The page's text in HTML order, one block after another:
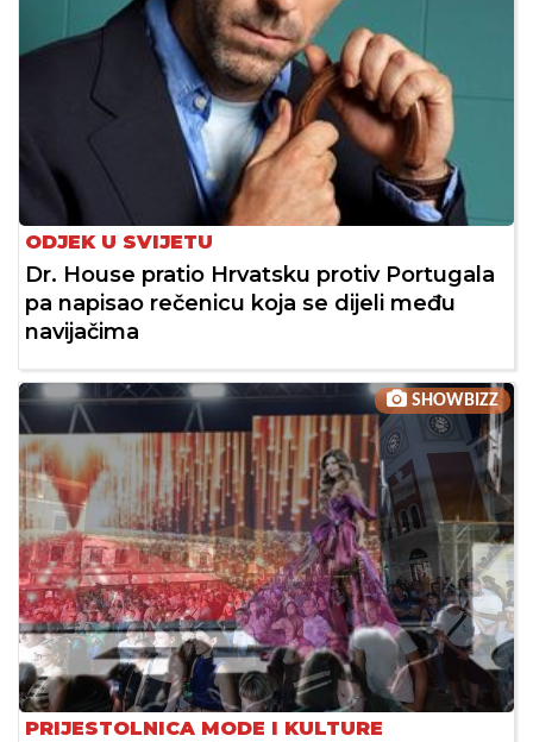
ODJEK U SVIJETU
Dr. House pratio Hrvatsku protiv Portugala
pa napisao rečenicu koja se dijeli među
navijačima
SHOWBIZZ
PRIJESTOLNICA MODE I KULTURE